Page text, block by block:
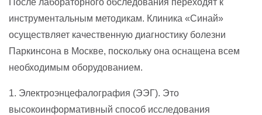
инструментальным методикам. Клиника «Синай»
осуществляет качественную диагностику болезни
Паркинсона в Москве, поскольку она оснащена всем
необходимым оборудованием.
1. Электроэнцефалография (ЭЭГ). Это
высокоинформативный способ исследования